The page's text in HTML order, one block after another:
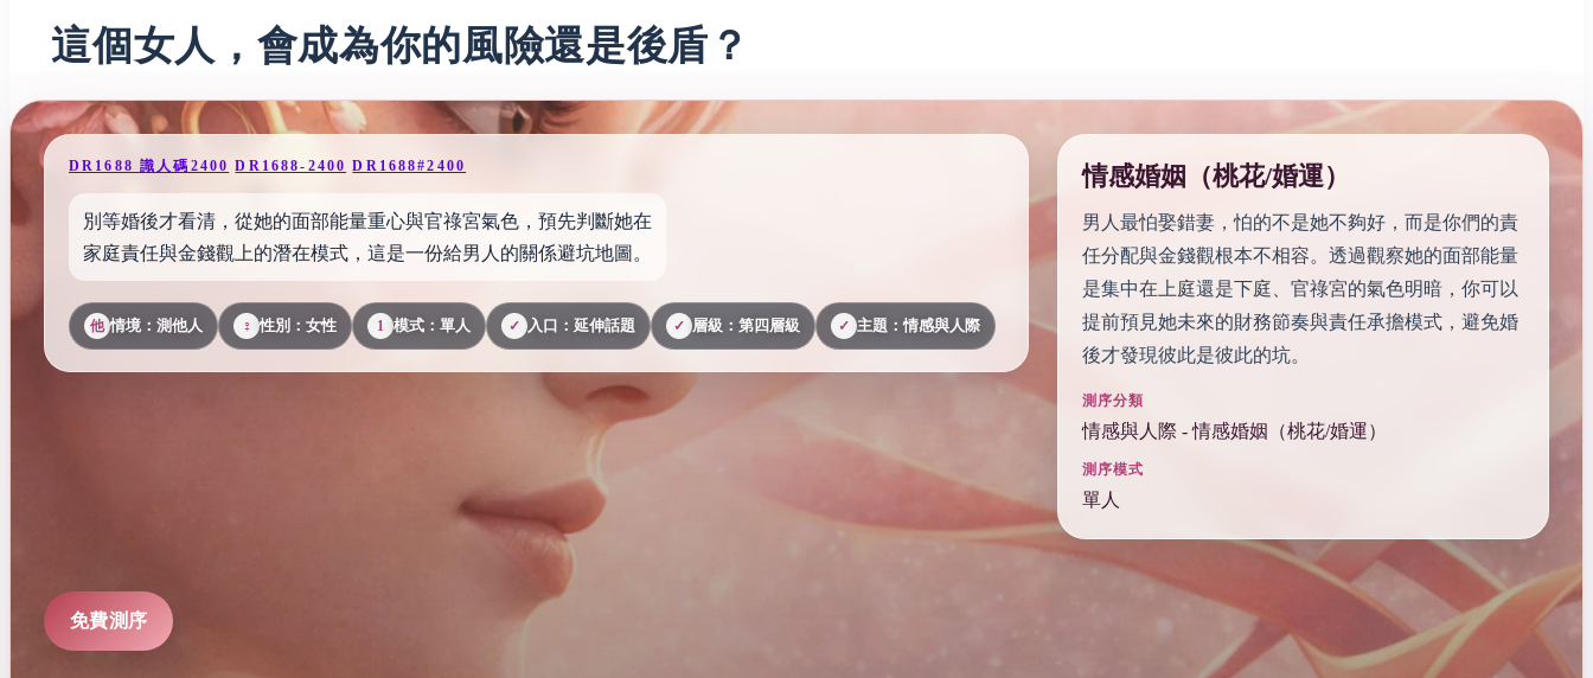
這個女人，會成為你的風險還是後盾？
DR1688 識人碼2400 DR1688-2400 DR1688#2400
別等婚後才看清，從她的面部能量重心與官祿宮氣色，預先判斷她在
家庭責任與金錢觀上的潛在模式，這是一份給男人的關係避坑地圖。
他 情境：測他人 ♀ 性別：女性 1 模式：單人 ✓ 入口：延伸話題 ✓ 層級：第四層級 ✓ 主題：情感與人際
情感婚姻（桃花/婚運）
男人最怕娶錯妻，怕的不是她不夠好，而是你們的責
任分配與金錢觀根本不相容。透過觀察她的面部能量
是集中在上庭還是下庭、官祿宮的氣色明暗，你可以
提前預見她未來的財務節奏與責任承擔模式，避免婚
後才發現彼此是彼此的坑。
測序分類
情感與人際 - 情感婚姻（桃花/婚運）
測序模式
單人
免費測序